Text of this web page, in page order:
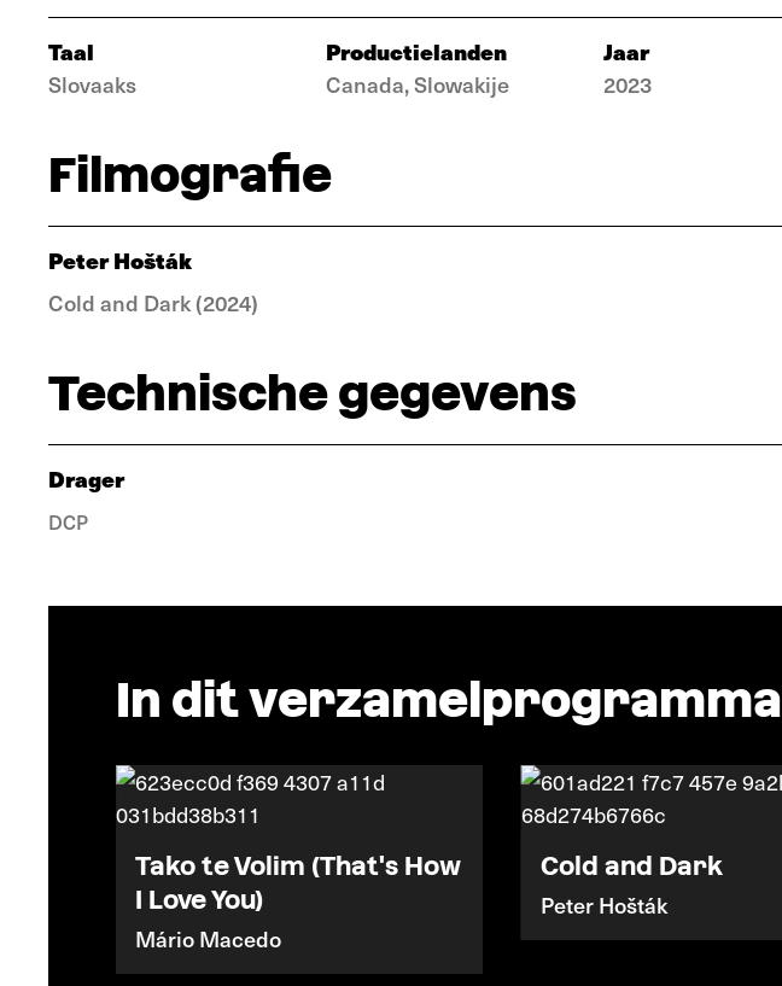
Taal
Slovaaks
Productielanden
Canada, Slowakije
Jaar
2023
Filmografie
Peter Hošták
Cold and Dark (2024)
Technische gegevens
Drager
DCP
In dit verzamelprogramma
Tako te Volim (That's How
I Love You)
Mário Macedo
Cold and Dark
Peter Hošták